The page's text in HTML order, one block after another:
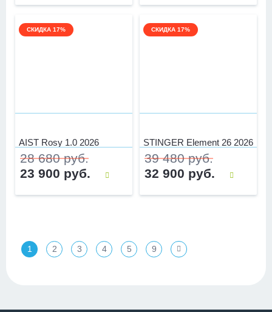
СКИДКА 17%
AIST Rosy 1.0 2026
28 680 руб.
23 900 руб.
СКИДКА 17%
STINGER Element 26 2026
39 480 руб.
32 900 руб.
1 2 3 4 5 9